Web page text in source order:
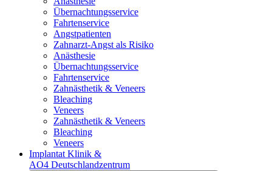
Übernachtungsservice
Fahrtenservice
Angstpatienten
Zahnarzt-Angst als Risiko
Anästhesie
Übernachtungsservice
Fahrtenservice
Zahnästhetik & Veneers
Bleaching
Veneers
Zahnästhetik & Veneers
Bleaching
Veneers
Implantat Klinik &
AO4 Deutschlandzentrum